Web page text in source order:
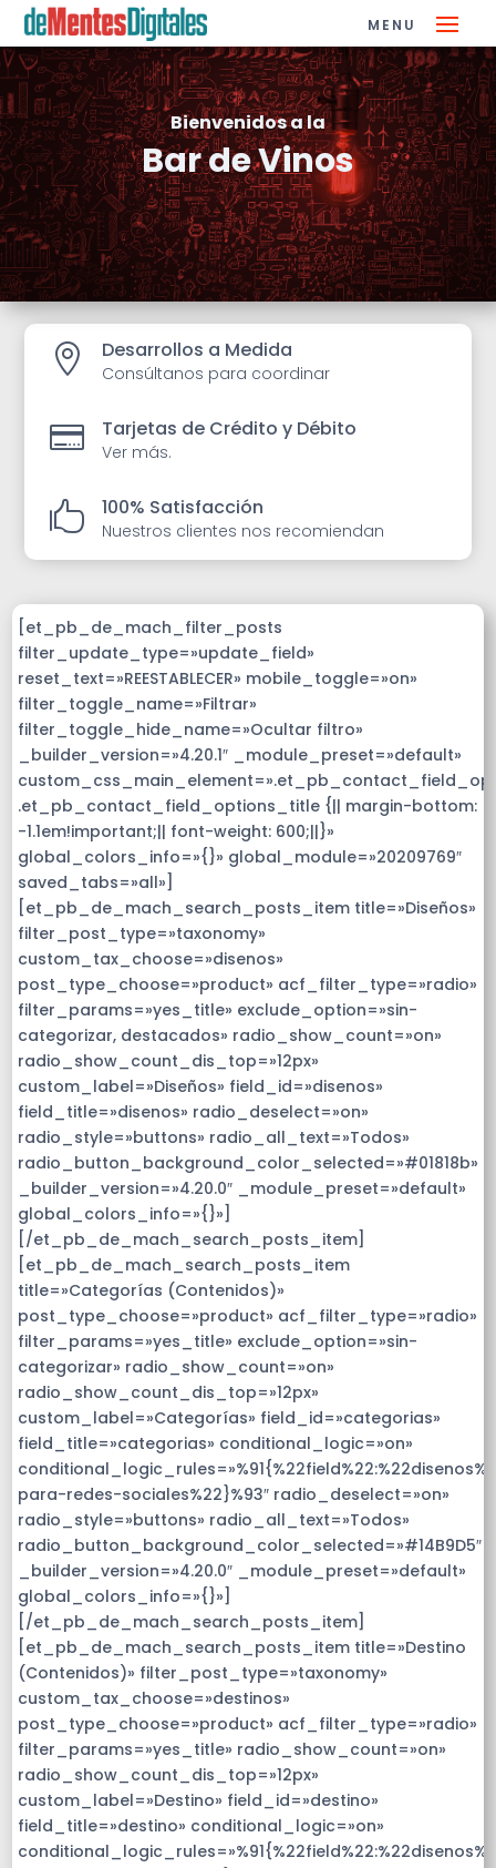
Bienvenidos a la
Bar de Vinos
 Desarrollos a Medida
Consúltanos para coordinar
 Tarjetas de Crédito y Débito
Ver más.
 100% Satisfacción
Nuestros clientes nos recomiendan
[et_pb_de_mach_filter_posts
filter_update_type=»update_field»
reset_text=»REESTABLECER» mobile_toggle=»on»
filter_toggle_name=»Filtrar»
filter_toggle_hide_name=»Ocultar filtro»
_builder_version=»4.20.1″ _module_preset=»default»
.et_pb_contact_field_options_title {|| margin-bottom:
-1.1em!important;|| font-weight: 600;||}»
global_colors_info=»{}» global_module=»20209769″
saved_tabs=»all»]
[et_pb_de_mach_search_posts_item title=»Diseños»
filter_post_type=»taxonomy»
custom_tax_choose=»disenos»
post_type_choose=»product» acf_filter_type=»radio»
filter_params=»yes_title» exclude_option=»sin-
categorizar, destacados» radio_show_count=»on»
radio_show_count_dis_top=»12px»
custom_label=»Diseños» field_id=»disenos»
field_title=»disenos» radio_deselect=»on»
radio_style=»buttons» radio_all_text=»Todos»
radio_button_background_color_selected=»#01818b»
_builder_version=»4.20.0″ _module_preset=»default»
global_colors_info=»{}»]
[/et_pb_de_mach_search_posts_item]
[et_pb_de_mach_search_posts_item
title=»Categorías (Contenidos)»
post_type_choose=»product» acf_filter_type=»radio»
filter_params=»yes_title» exclude_option=»sin-
categorizar» radio_show_count=»on»
radio_show_count_dis_top=»12px»
custom_label=»Categorías» field_id=»categorias»
field_title=»categorias» conditional_logic=»on»
para-redes-sociales%22}%93″ radio_deselect=»on»
radio_style=»buttons» radio_all_text=»Todos»
radio_button_background_color_selected=»#14B9D5″
_builder_version=»4.20.0″ _module_preset=»default»
global_colors_info=»{}»]
[/et_pb_de_mach_search_posts_item]
[et_pb_de_mach_search_posts_item title=»Destino
(Contenidos)» filter_post_type=»taxonomy»
custom_tax_choose=»destinos»
post_type_choose=»product» acf_filter_type=»radio»
filter_params=»yes_title» radio_show_count=»on»
radio_show_count_dis_top=»12px»
custom_label=»Destino» field_id=»destino»
field_title=»destino» conditional_logic=»on»